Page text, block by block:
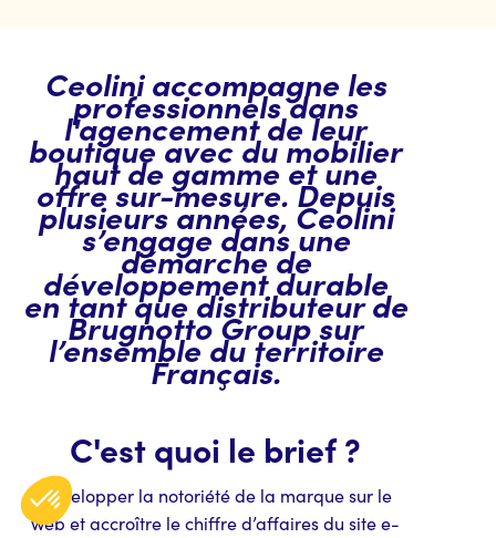
Ceolini accompagne les
professionnels dans
l'agencement de leur
boutique avec du mobilier
haut de gamme et une
offre sur-mesure. Depuis
plusieurs années, Ceolini
s’engage dans une
démarche de
développement durable
en tant que distributeur de
Brugnotto Group sur
l’ensemble du territoire
Français.
C'est quoi le brief ?
Développer la notoriété de la marque sur le
web et accroître le chiffre d’affaires du site e-